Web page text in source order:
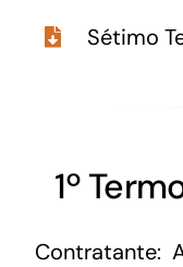
Sétimo
1º
Contratante: